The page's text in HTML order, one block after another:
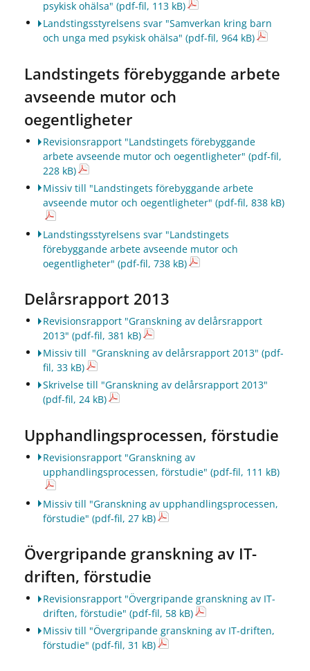
psykisk ohälsa" (pdf-fil, 113 kB)
Landstingsstyrelsens svar "Samverkan kring barn
och unga med psykisk ohälsa" (pdf-fil, 964 kB)
Landstingets förebyggande arbete
avseende mutor och
oegentligheter
Revisionsrapport "Landstingets förebyggande
arbete avseende mutor och oegentligheter" (pdf-fil,
228 kB)
Missiv till "Landstingets förebyggande arbete
avseende mutor och oegentligheter" (pdf-fil, 838 kB)
Landstingsstyrelsens svar "Landstingets
förebyggande arbete avseende mutor och
oegentligheter" (pdf-fil, 738 kB)
Delårsrapport 2013
Revisionsrapport "Granskning av delårsrapport
2013" (pdf-fil, 381 kB)
Missiv till "Granskning av delårsrapport 2013" (pdf-
fil, 33 kB)
Skrivelse till "Granskning av delårsrapport 2013"
(pdf-fil, 24 kB)
Upphandlingsprocessen, förstudie
Revisionsrapport "Granskning av
upphandlingsprocessen, förstudie" (pdf-fil, 111 kB)
Missiv till "Granskning av upphandlingsprocessen,
förstudie" (pdf-fil, 27 kB)
Övergripande granskning av IT-
driften, förstudie
Revisionsrapport "Övergripande granskning av IT-
driften, förstudie" (pdf-fil, 58 kB)
Missiv till "Övergripande granskning av IT-driften,
förstudie" (pdf-fil, 31 kB)